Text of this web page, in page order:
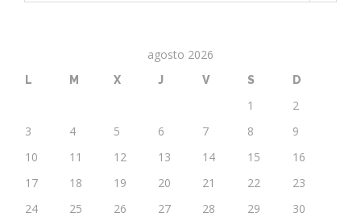
agosto 2026
L M X J V S D
1
2
3
4 5 6 7 8
9
10
11 12 13 14 15
16
17
18 19 20 21 22
23
24
25 26 27 28 29 30